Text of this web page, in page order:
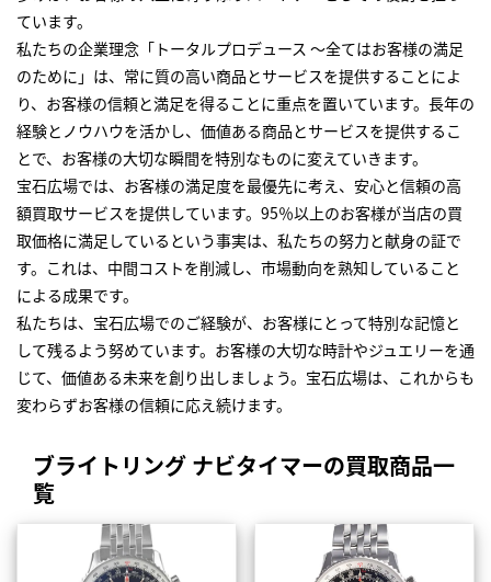
ています。
私たちの企業理念「トータルプロデュース ～全てはお客様の満足
のために」は、常に質の高い商品とサービスを提供することによ
り、お客様の信頼と満足を得ることに重点を置いています。長年の
経験とノウハウを活かし、価値ある商品とサービスを提供するこ
とで、お客様の大切な瞬間を特別なものに変えていきます。
宝石広場では、お客様の満足度を最優先に考え、安心と信頼の高
額買取サービスを提供しています。95％以上のお客様が当店の買
取価格に満足しているという事実は、私たちの努力と献身の証で
す。これは、中間コストを削減し、市場動向を熟知していること
による成果です。
私たちは、宝石広場でのご経験が、お客様にとって特別な記憶と
して残るよう努めています。お客様の大切な時計やジュエリーを通
じて、価値ある未来を創り出しましょう。宝石広場は、これからも
変わらずお客様の信頼に応え続けます。
ブライトリング ナビタイマーの買取商品一
覧